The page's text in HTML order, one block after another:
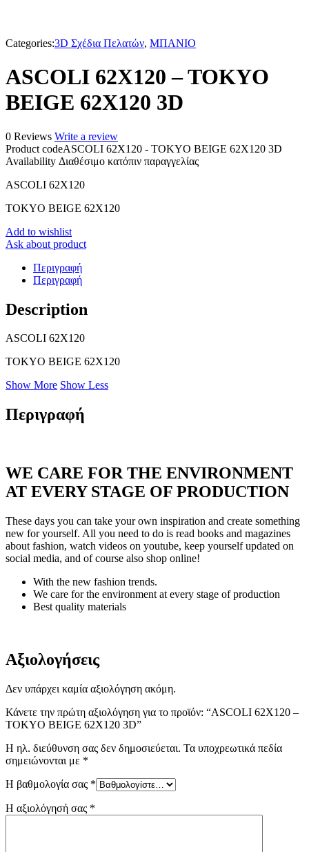
Categories:3D Σχέδια Πελατών, ΜΠΑΝΙΟ
ASCOLI 62X120 – TOKYO
BEIGE 62X120 3D
0 Reviews Write a review
Product codeASCOLI 62X120 - TOKYO BEIGE 62X120 3D
Availability Διαθέσιμο κατόπιν παραγγελίας
ASCOLI 62X120
TOKYO BEIGE 62X120
Add to wishlist
Ask about product
Περιγραφή
Περιγραφή
Description
ASCOLI 62X120
TOKYO BEIGE 62X120
Show More Show Less
Περιγραφή
WE CARE FOR THE ENVIRONMENT
AT EVERY STAGE OF PRODUCTION
These days you can take your own inspiration and create something
new for yourself. All you need to do is read books and magazines
about fashion, watch videos on youtube, keep yourself updated on
social media, and of course also shop online!
With the new fashion trends.
We care for the environment at every stage of production
Best quality materials
Αξιολογήσεις
Δεν υπάρχει καμία αξιολόγηση ακόμη.
Κάνετε την πρώτη αξιολόγηση για το προϊόν: “ASCOLI 62X120 –
TOKYO BEIGE 62X120 3D”
Η ηλ. διεύθυνση σας δεν δημοσιεύεται. Τα υποχρεωτικά πεδία
σημειώνονται με *
Η βαθμολογία σας *
Η αξιολόγησή σας *